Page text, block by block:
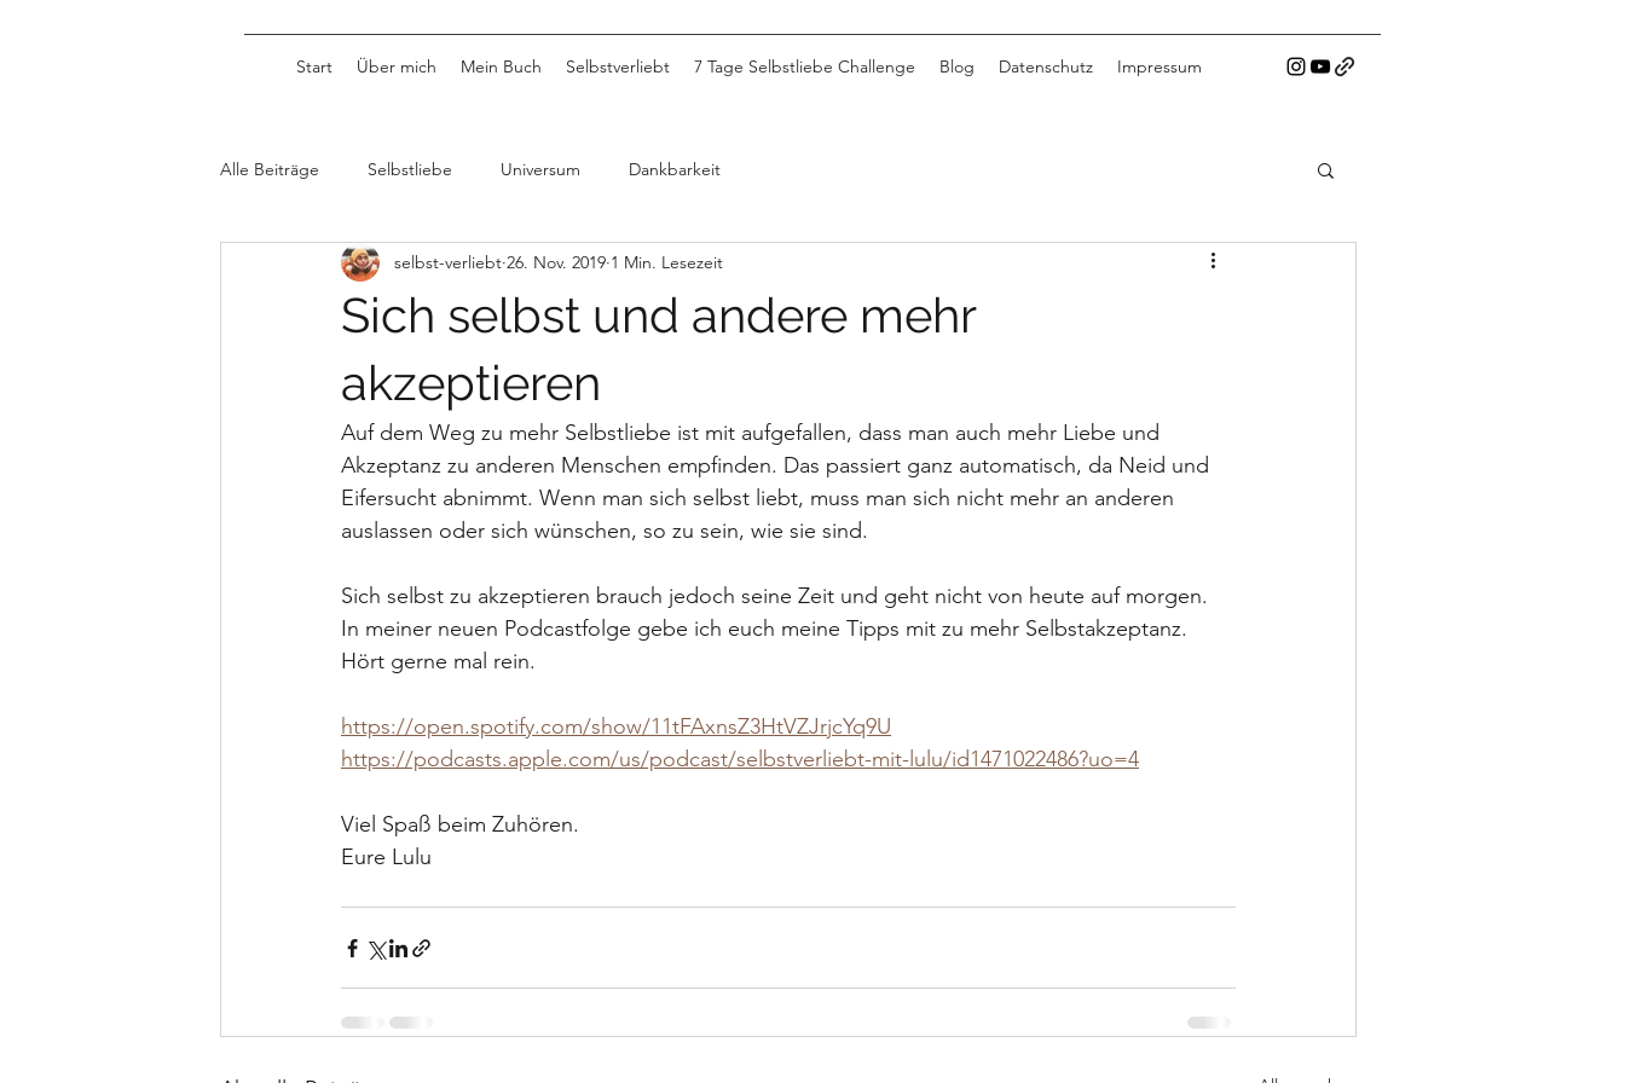
Start Über mich Mein Buch Selbstverliebt 7 Tage Selbstliebe Challenge Blog Datenschutz Impressum
Alle Beiträge Selbstliebe Universum Dankbarkeit
Sich selbst und andere mehr
akzeptieren
selbst-verliebt 26. Nov. 2019 1 Min. Lesezeit
Auf dem Weg zu mehr Selbstliebe ist mit aufgefallen, dass man auch mehr Liebe und
Akzeptanz zu anderen Menschen empfinden. Das passiert ganz automatisch, da Neid und
Eifersucht abnimmt. Wenn man sich selbst liebt, muss man sich nicht mehr an anderen
auslassen oder sich wünschen, so zu sein, wie sie sind.
Sich selbst zu akzeptieren brauch jedoch seine Zeit und geht nicht von heute auf morgen.
In meiner neuen Podcastfolge gebe ich euch meine Tipps mit zu mehr Selbstakzeptanz.
Hört gerne mal rein.
https://open.spotify.com/show/11tFAxnsZ3HtVZJrjcYq9U
https://podcasts.apple.com/us/podcast/selbstverliebt-mit-lulu/id1471022486?uo=4
Viel Spaß beim Zuhören.
Eure Lulu